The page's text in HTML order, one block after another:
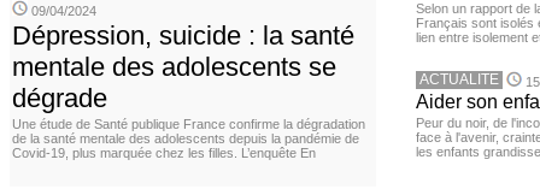
09/04/2024
Dépression, suicide : la santé
mentale des adolescents se
dégrade
Une étude de Santé publique France confirme la dégradation
de la santé mentale des adolescents depuis la pandémie de
Covid-19, plus marquée chez les filles. L’enquête En
Selon un rapport de
Français sont isolés
lien entre isolement
ACTUALITE
Aider son
Peur du noir, de
face à l'avenir,
les enfants